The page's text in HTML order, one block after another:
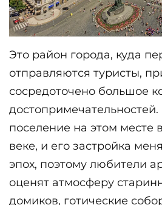
Это район города, куда
отправляются туристы,
сосредоточено большое
поселение на этом месте
веке, и его застройка
эпох, поэтому любители
оценят атмосферу
домиков, готические